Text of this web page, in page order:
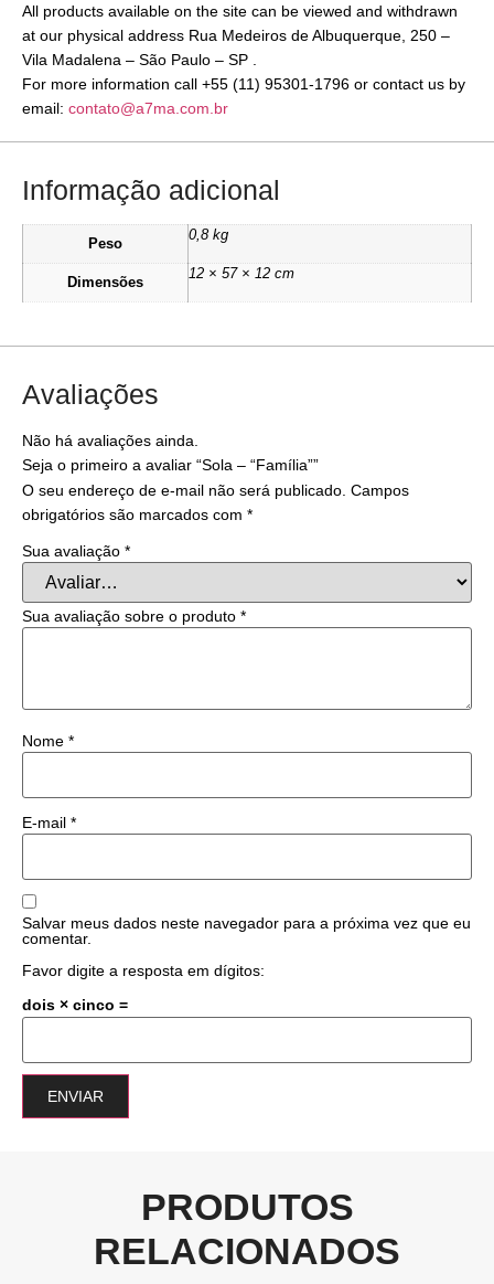
All products available on the site can be viewed and withdrawn
at our physical address Rua Medeiros de Albuquerque, 250 –
Vila Madalena – São Paulo – SP .
For more information call +55 (11) 95301-1796 or contact us by
email: contato@a7ma.com.br
Informação adicional
Peso
0,8 kg
Dimensões
12 × 57 × 12 cm
Avaliações
Não há avaliações ainda.
Seja o primeiro a avaliar “Sola – “Família””
O seu endereço de e-mail não será publicado. Campos
obrigatórios são marcados com *
Sua avaliação *
Sua avaliação sobre o produto *
Nome *
E-mail *
Salvar meus dados neste navegador para a próxima vez que eu
comentar.
Favor digite a resposta em dígitos:
dois × cinco =
PRODUTOS
RELACIONADOS